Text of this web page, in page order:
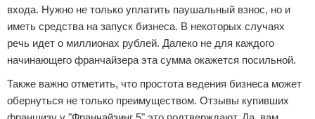
входа. Нужно не только уплатить паушальный взнос, но и
иметь средства на запуск бизнеса. В некоторых случаях
речь идет о миллионах рублей. Далеко не для каждого
начинающего франчайзера эта сумма окажется посильной.
Также важно отметить, что простота ведения бизнеса может
обернуться не только преимуществом. Отзывы купивших